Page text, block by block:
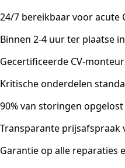
24/7 bereikbaar voor acute
Binnen 2-4 uur ter plaatse
Gecertificeerde CV-
Kritische onderdelen
90% van storingen
Transparante prijsafspraak
Garantie op alle reparaties